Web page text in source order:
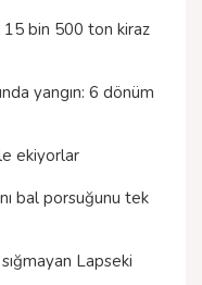
15 bin 500 ton kiraz
yangın: 6 dönüm
ekiyorlar
bal porsuğunu tek
Lapseki